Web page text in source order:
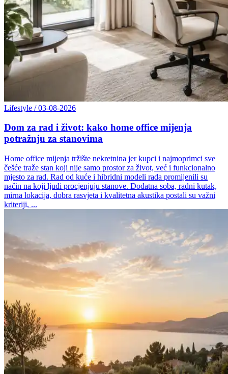
Lifestyle / 03-08-2026
Dom za rad i život: kako home office mijenja
potražnju za stanovima
Home office mijenja tržište nekretnina jer kupci i najmoprimci sve
češće traže stan koji nije samo prostor za život, već i funkcionalno
mjesto za rad. Rad od kuće i hibridni modeli rada promijenili su
način na koji ljudi procjenjuju stanove. Dodatna soba, radni kutak,
mirna lokacija, dobra rasvjeta i kvalitetna akustika postali su važni
kriteriji, ...